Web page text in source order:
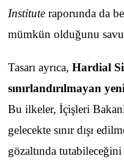
Institute raporunda da
mümkün olduğunu
Tasarı ayrıca,Hardial
sınırlandırılmayan
Bu ilkeler, İçişleri
gelecekte sınır dışı
gözaltında